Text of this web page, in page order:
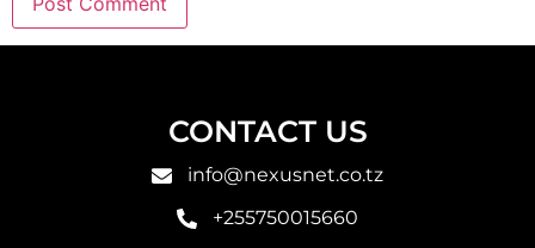
CONTACT US
info@nexusnet.co.tz
+255750015660